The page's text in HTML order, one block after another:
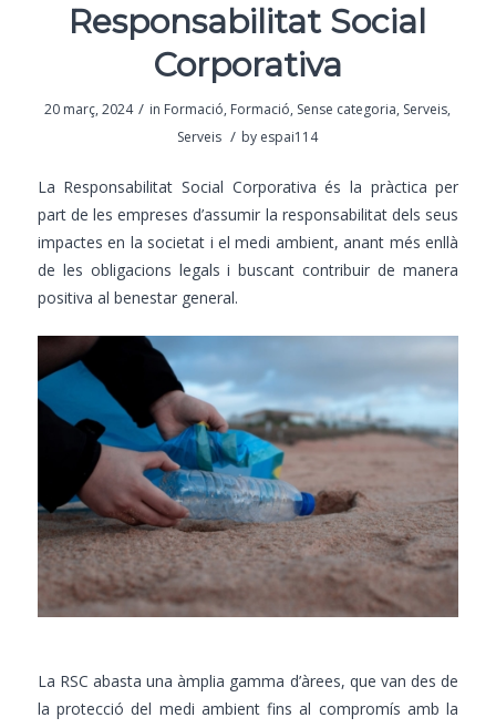
Responsabilitat Social
Corporativa
20 març, 2024 / in Formació, Formació, Sense categoria, Serveis,
Serveis / by espai114
La Responsabilitat Social Corporativa és la pràctica per
part de les empreses d’assumir la responsabilitat dels seus
impactes en la societat i el medi ambient, anant més enllà
de les obligacions legals i buscant contribuir de manera
positiva al benestar general.
La RSC abasta una àmplia gamma d’àrees, que van des de
la protecció del medi ambient fins al compromís amb la